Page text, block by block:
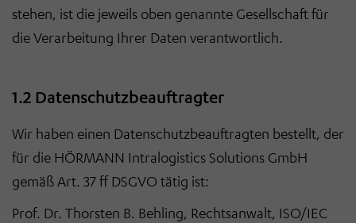
stehen, ist die jeweils oben genannte Gesellschaft für
die Verarbeitung Ihrer Daten verantwortlich.
1.2 Datenschutzbeauftragter
Wir haben einen Datenschutzbeauftragten bestellt, der
für die HÖRMANN Intralogistics Solutions GmbH
gemäß Art. 37 ff DSGVO tätig ist:
Prof. Dr. Thorsten B. Behling, Rechtsanwalt, ISO/IEC